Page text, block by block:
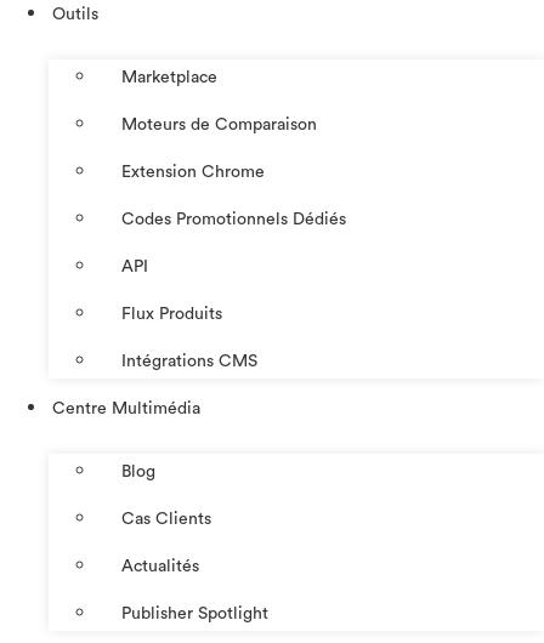
Outils
Marketplace
Moteurs de Comparaison
Extension Chrome
Codes Promotionnels Dédiés
API
Flux Produits
Intégrations CMS
Centre Multimédia
Blog
Cas Clients
Actualités
Publisher Spotlight